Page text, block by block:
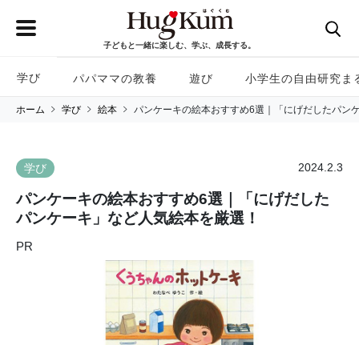
子どもと一緒に楽しむ、学ぶ、成長する。
学び パパママの教養 遊び 小学生の自由研究ま
ホーム 学び 絵本 パンケーキの絵本おすすめ6選｜「にげだしたパン
学び 2024.2.3
パンケーキの絵本おすすめ6選｜「にげだした
パンケーキ」など人気絵本を厳選！
PR